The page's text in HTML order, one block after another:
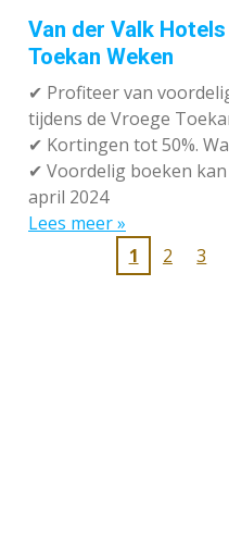
Van der Valk
Toekan Weken
✔ Profiteer van
tijdens de Vroege
✔ Kortingen tot 50%.
✔ Voordelig boeken
april 2024
Lees meer »
1
2 3